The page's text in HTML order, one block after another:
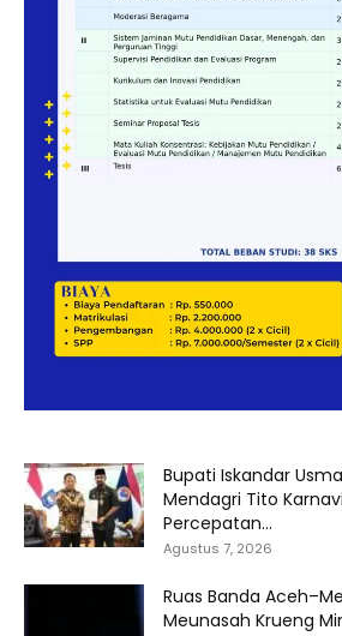
Bupati Iskandar
Mendagri Tito
Percepatan...
Agustus 7, 2026
Ruas Banda
Meunasah Krueng